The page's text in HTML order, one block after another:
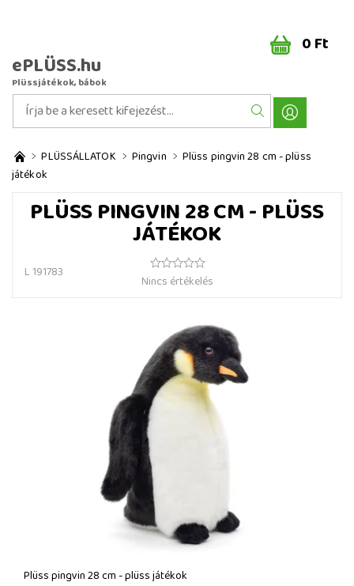
ePLÜSS.hu
Plüssjátékok, bábok
0 Ft
PLÜSSÁLLATOK Pingvin
Plüss pingvin 28 cm - plüss
játékok
PLÜSS PINGVIN 28 CM - PLÜSS
JÁTÉKOK
L 191783
Nincs értékelés
Plüss pingvin 28 cm - plüss játékok